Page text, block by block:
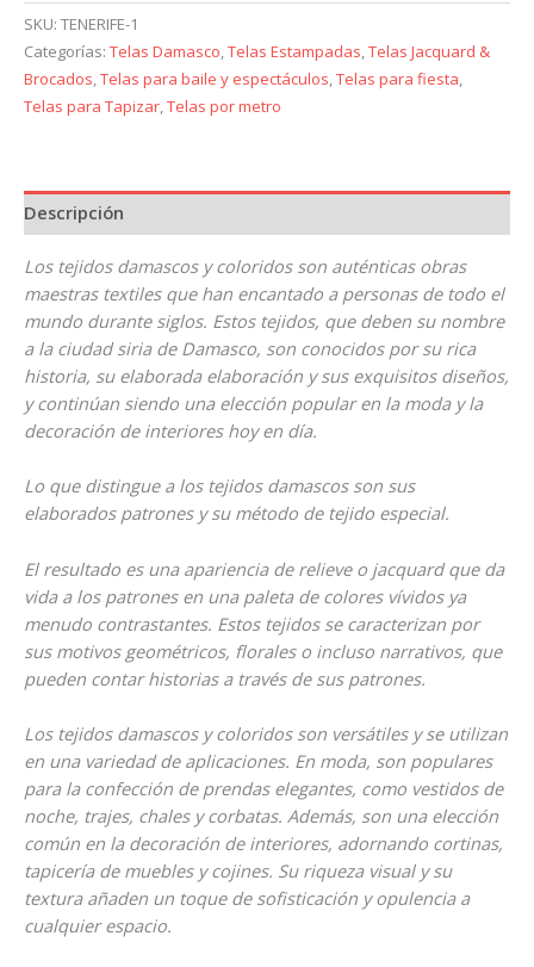
SKU: TENERIFE-1
Categorías: Telas Damasco,Telas Estampadas,Telas Jacquard &
Brocados,Telas para baile y espectáculos,Telas para fiesta,
Telas para Tapizar,Telas por metro
Descripción
Los tejidos damascos y coloridos son auténticas obras
maestras textiles que han encantado a personas de todo el
mundo durante siglos. Estos tejidos, que deben su nombre
a la ciudad siria de Damasco, son conocidos por su rica
historia, su elaborada elaboración y sus exquisitos diseños,
y continúan siendo una elección popular en la moda y la
decoración de interiores hoy en día.
Lo que distingue a los tejidos damascos son sus
elaborados patrones y su método de tejido especial.
El resultado es una apariencia de relieve o jacquard que da
vida a los patrones en una paleta de colores vívidos ya
menudo contrastantes. Estos tejidos se caracterizan por
sus motivos geométricos, florales o incluso narrativos, que
pueden contar historias a través de sus patrones.
Los tejidos damascos y coloridos son versátiles y se utilizan
en una variedad de aplicaciones. En moda, son populares
para la confección de prendas elegantes, como vestidos de
noche, trajes, chales y corbatas. Además, son una elección
común en la decoración de interiores, adornando cortinas,
tapicería de muebles y cojines. Su riqueza visual y su
textura añaden un toque de sofisticación y opulencia a
cualquier espacio.